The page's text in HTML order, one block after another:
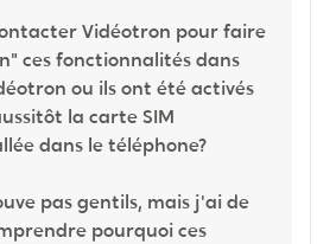
Vidéotron pour faire
ces fonctionnalités dans
ou ils ont été activés
la carte SIM
dans le téléphone?
pas gentils, mais j'ai de
pourquoi ces